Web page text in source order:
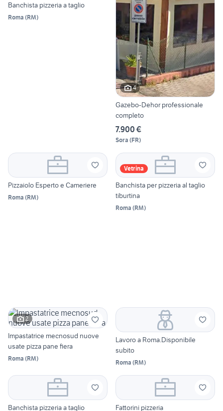
Banchista pizzeria a taglio
Roma (RM)
4
Gazebo-Dehor professionale
completo
7.900 €
Sora (FR)
Pizzaiolo Esperto e Cameriere
Roma (RM)
Vetrina
Banchista per pizzeria al taglio
tiburtina
Roma (RM)
2
Impastatrice mecnosud nuove
usate pizza pane fiera
Roma (RM)
Lavoro a Roma.Disponibile
subito
Roma (RM)
Banchista pizzeria a taglio Fattorini pizzeria